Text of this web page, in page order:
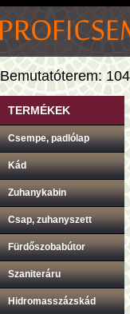
Bemutatóterem:
TERMÉKEK
Csempe, padlólap
Kád
Zuhanykabin
Csap, zuhanyszett
Fürdőszobabútor
Szaniteráru
Hidromasszázskád